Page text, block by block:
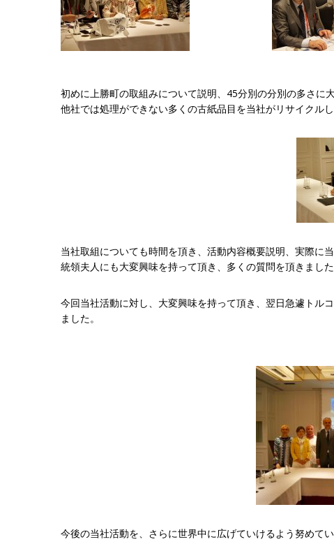
初めに上勝町の取組みについて説明、45分別の分別の多さに
他社では処理ができない多くの古紙品目を当社がリサイクル
当社取組についても時間を頂き、活動内容概要説明、実際に
統領夫人にも大変興味を持って頂き、多くの質問を頂きました
今回当社活動に対し、大変興味を持って頂き、翌日急遽ト
ました。
今後の当社活動を、さらに世界中に広げていけるよう努めてい